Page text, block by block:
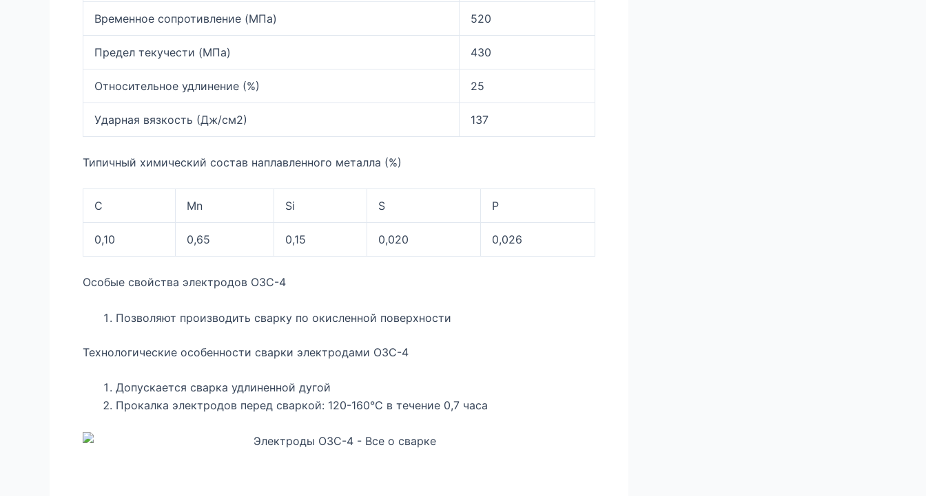
Временное сопротивление (МПа) 520
Предел текучести (МПа) 430
Относительное удлинение (%) 25
Ударная вязкость (Дж/см2) 137
Типичный химический состав наплавленного металла (%)
C Mn Si S P
0,10 0,65 0,15 0,020 0,026
Особые свойства электродов ОЗС-4
Позволяют производить сварку по окисленной поверхности
Технологические особенности сварки электродами ОЗС-4
Допускается сварка удлиненной дугой
Прокалка электродов перед сваркой: 120-160°С в течение 0,7 часа